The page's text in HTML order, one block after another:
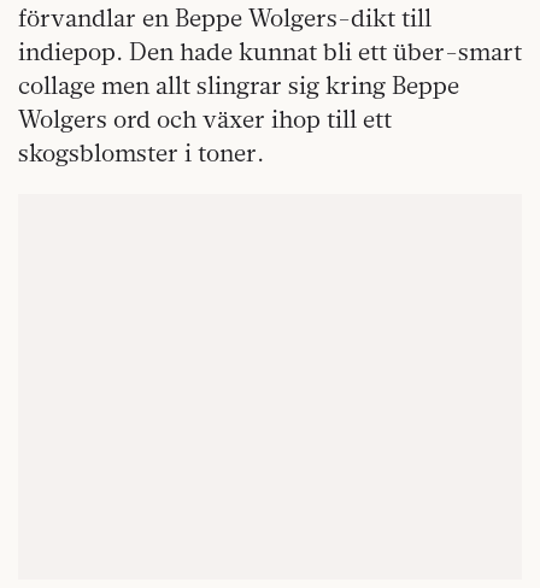
förvandlar en Beppe Wolgers-dikt till
indiepop. Den hade kunnat bli ett über-smart
collage men allt slingrar sig kring Beppe
Wolgers ord och växer ihop till ett
skogsblomster i toner.